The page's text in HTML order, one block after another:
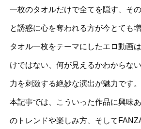
一枚のタオルだけで全てを隠す、そ
と誘惑に心を奪われる方が今とても増
タオル一枚をテーマにしたエロ動画
けではない、何が見えるかわからな
力を刺激する絶妙な演出が魅力です。
本記事では、こういった作品に興味
のトレンドや楽しみ方、そして